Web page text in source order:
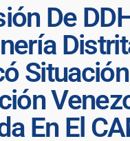
De
En El